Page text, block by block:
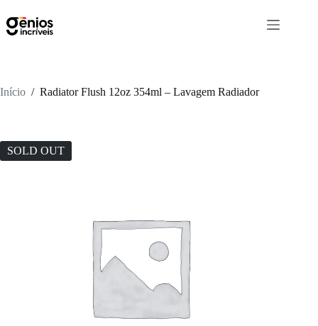
Início / Radiator Flush 12oz 354ml – Lavagem Radiador
SOLD OUT